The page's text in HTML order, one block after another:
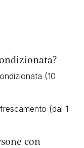
(10
(dal 1
con